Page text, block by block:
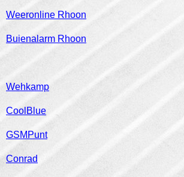
Weeronline Rhoon
Buienalarm Rhoon
Wehkamp
CoolBlue
GSMPunt
Conrad